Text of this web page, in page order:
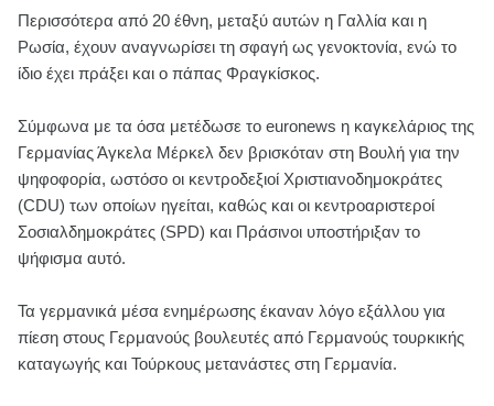
Περισσότερα από 20 έθνη, μεταξύ αυτών η Γαλλία και η
Ρωσία, έχουν αναγνωρίσει τη σφαγή ως γενοκτονία, ενώ το
ίδιο έχει πράξει και ο πάπας Φραγκίσκος.
Σύμφωνα με τα όσα μετέδωσε το euronews η καγκελάριος της
Γερμανίας Άγκελα Μέρκελ δεν βρισκόταν στη Βουλή για την
ψηφοφορία, ωστόσο οι κεντροδεξιοί Χριστιανοδημοκράτες
(CDU) των οποίων ηγείται, καθώς και οι κεντροαριστεροί
Σοσιαλδημοκράτες (SPD) και Πράσινοι υποστήριξαν το
ψήφισμα αυτό.
Τα γερμανικά μέσα ενημέρωσης έκαναν λόγο εξάλλου για
πίεση στους Γερμανούς βουλευτές από Γερμανούς τουρκικής
καταγωγής και Τούρκους μετανάστες στη Γερμανία.